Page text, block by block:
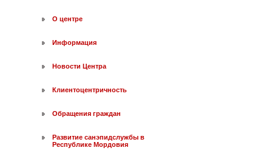
О центре
Информация
Новости Центра
Клиентоцентричность
Обращения граждан
Развитие санэпидслужбы в
Республике Мордовия